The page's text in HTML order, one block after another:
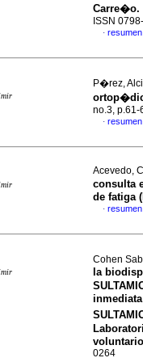
Carre�o.
ISSN
·
P�rez,
no.3, p.61-
·
Acevedo,
consulta
de fatiga
·
Cohen
la
0264